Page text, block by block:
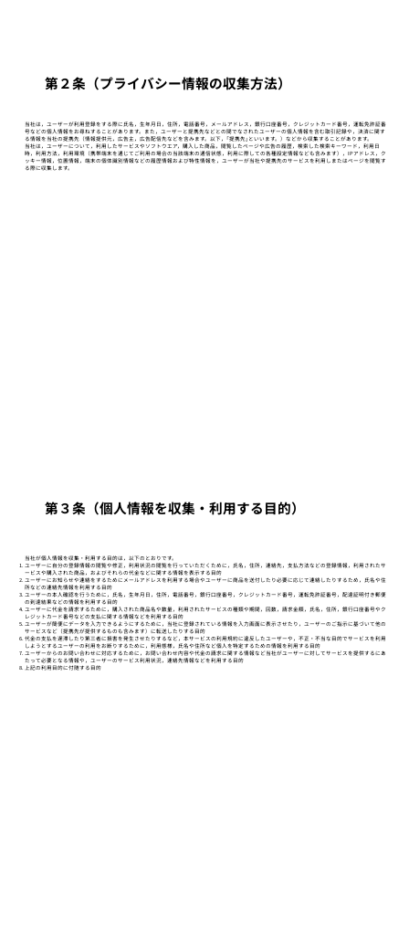
第２条（プライバシー情報の収集方法）
当社は，ユーザーが利用登録をする際に氏名，生年月日，住所，電話番号，メールアドレス，銀行口座番号，クレジットカード番号，運転免許証番
号などの個人情報をお尋ねすることがあります。また，ユーザーと提携先などとの間でなされたユーザーの個人情報を含む取引記録や，決済に関す
る情報を当社の提携先（情報提供元，広告主，広告配信先などを含みます。以下，｢提携先｣といいます。）などから収集することがあります。
当社は，ユーザーについて，利用したサービスやソフトウエア，購入した商品，閲覧したページや広告の履歴，検索した検索キーワード，利用日
時，利用方法，利用環境（携帯端末を通じてご利用の場合の当該端末の通信状態，利用に際しての各種設定情報なども含みます），IPアドレス，ク
ッキー情報，位置情報，端末の個体識別情報などの履歴情報および特性情報を，ユーザーが当社や提携先のサービスを利用しまたはページを閲覧す
る際に収集します。
第３条（個人情報を収集・利用する目的）
当社が個人情報を収集・利用する目的は，以下のとおりです。
ユーザーに自分の登録情報の閲覧や修正，利用状況の閲覧を行っていただくために，氏名，住所，連絡先，支払方法などの登録情報，利用されたサ
ービスや購入された商品，およびそれらの代金などに関する情報を表示する目的
ユーザーにお知らせや連絡をするためにメールアドレスを利用する場合やユーザーに商品を送付したり必要に応じて連絡したりするため，氏名や住
所などの連絡先情報を利用する目的
ユーザーの本人確認を行うために，氏名，生年月日，住所，電話番号，銀行口座番号，クレジットカード番号，運転免許証番号，配達証明付き郵便
の到達結果などの情報を利用する目的
ユーザーに代金を請求するために，購入された商品名や数量，利用されたサービスの種類や期間，回数，請求金額，氏名，住所，銀行口座番号やク
レジットカード番号などの支払に関する情報などを利用する目的
ユーザーが簡便にデータを入力できるようにするために，当社に登録されている情報を入力画面に表示させたり，ユーザーのご指示に基づいて他の
サービスなど（提携先が提供するものも含みます）に転送したりする目的
代金の支払を遅滞したり第三者に損害を発生させたりするなど，本サービスの利用規約に違反したユーザーや，不正・不当な目的でサービスを利用
しようとするユーザーの利用をお断りするために，利用態様，氏名や住所など個人を特定するための情報を利用する目的
ユーザーからのお問い合わせに対応するために，お問い合わせ内容や代金の請求に関する情報など当社がユーザーに対してサービスを提供するにあ
たって必要となる情報や，ユーザーのサービス利用状況，連絡先情報などを利用する目的
上記の利用目的に付随する目的